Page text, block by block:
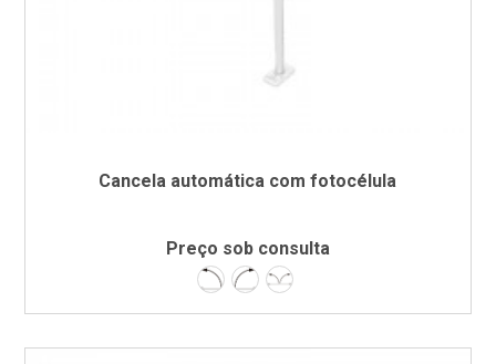
Cancela automática com fotocélula
Preço sob consulta
Esquerda
DireitaDupla